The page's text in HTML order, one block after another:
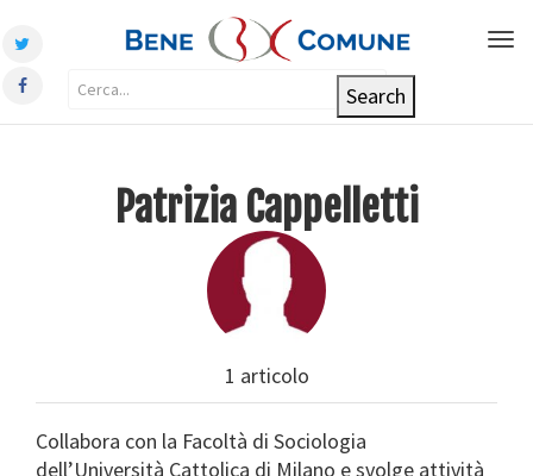
Patrizia Cappelletti
1 articolo
Collabora con la Facoltà di Sociologia
dell’Università Cattolica di Milano e svolge attività